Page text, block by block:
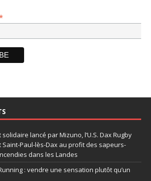
lancé par Mizuno, l’U.S. Dax Rugby
Paul-lès-Dax au profit des sapeurs-
dans les Landes
: vendre une sensation plutôt qu’un